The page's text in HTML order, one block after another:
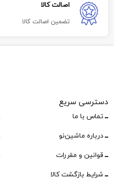
اصالت کالا
تضمین اصالت کالا
دسترسی سریع
تماس با ما
درباره ماشین‌نو
قوانین و مقررات
شرایط بازگشت کالا